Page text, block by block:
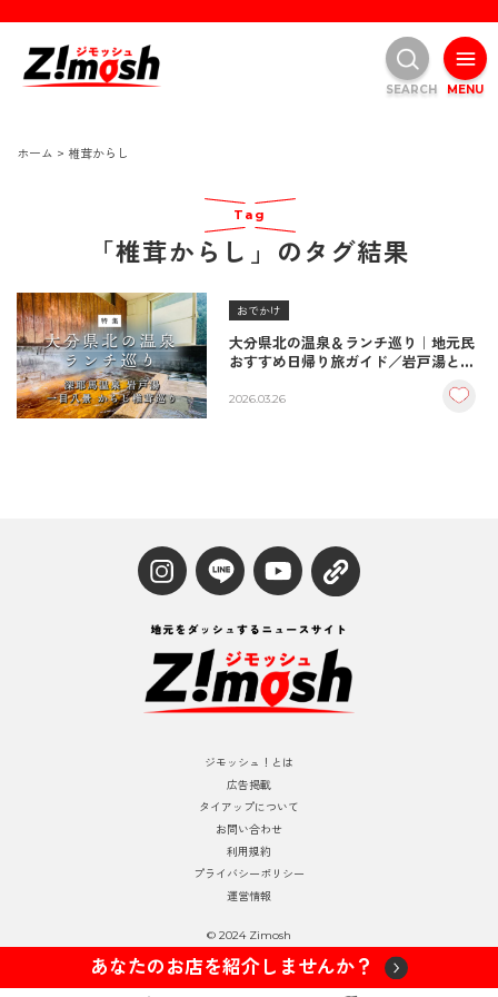
ホーム > 椎茸からし
Tag
「椎茸からし」のタグ結果
おでかけ
大分県北の温泉＆ランチ巡り｜地元民
おすすめ日帰り旅ガイド／岩戸湯と椎
2026.03.26
ジモッシュ！とは
広告掲載
タイアップについて
お問い合わせ
利用規約
プライバシーポリシー
運営情報
© 2024 Zimosh
あなたのお店を紹介しませんか？
MENU
SEARCH